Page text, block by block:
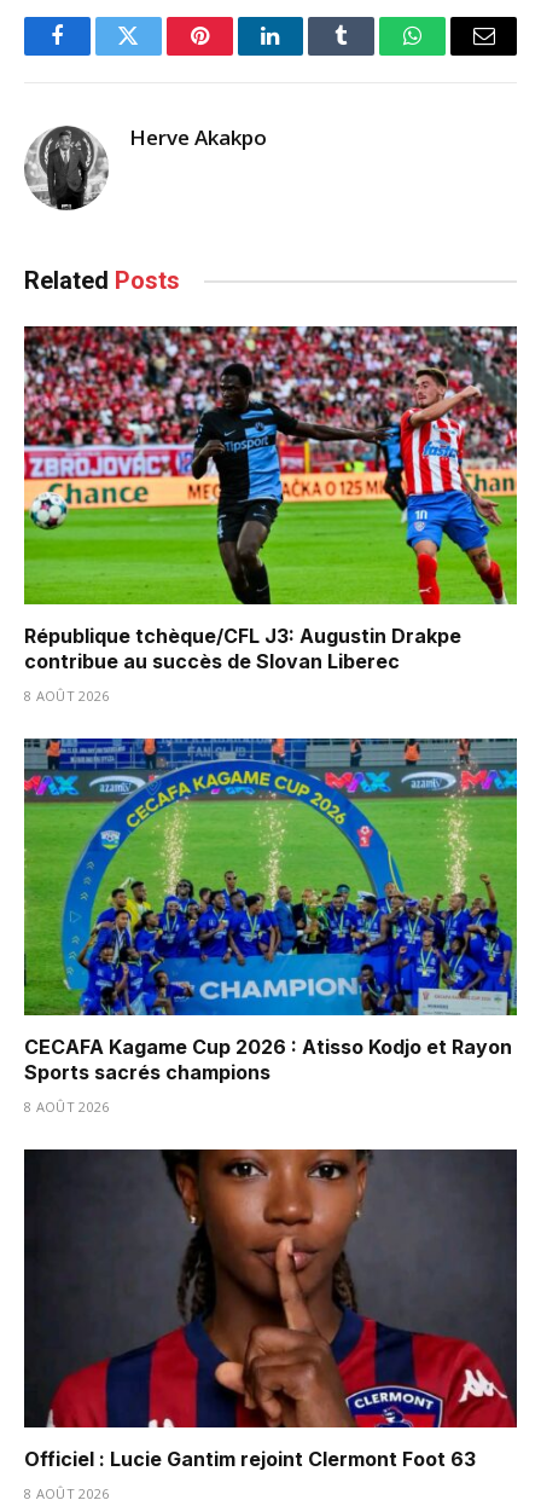
FacebookTwitter PinterestLinkedInTumblr WhatsAppEmail
Herve Akakpo
Related Posts
République tchèque/CFL J3: Augustin Drakpe
contribue au succès de Slovan Liberec
8 AOÛT 2026
CECAFA Kagame Cup 2026 : Atisso Kodjo et Rayon
Sports sacrés champions
8 AOÛT 2026
Officiel : Lucie Gantim rejoint Clermont Foot 63
8 AOÛT 2026